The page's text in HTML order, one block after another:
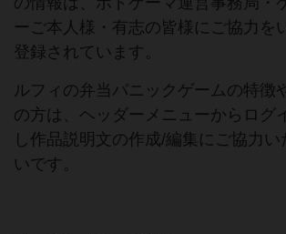
ーご本人様・有志の皆様にご協力を
登録されています。
ルフィの弁当パニックゲームの特徴
の方は、ヘッダーメニューからログ
し作品説明文の作成/編集にご協力い
いです。